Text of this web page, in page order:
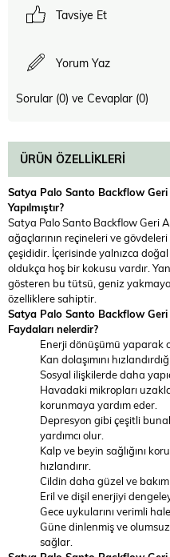
Tavsiye Et
Yorum Yaz
Sorular (0) ve Cevaplar (0)
ÜRÜN ÖZELLIKLERI
Satya Palo Santo Backflow
Yapılmıştır?
Satya Palo Santo Backflow Geri
ağaçlarının reçineleri ve
çeşididir. İçerisinde yalnızca
oldukça hoş bir kokusu vardır.
gösteren bu tütsü, geniz
özelliklere sahiptir.
Satya Palo Santo Backflow
Faydaları nelerdir?
Enerji dönüşümü yaparak
Kan dolaşımını
Sosyal ilişkilerde daha
Havadaki mikropları
korunmaya yardım eder.
Depresyon gibi çeşitli
yardımcı olur.
Kalp ve beyin sağlığını
hızlandırır.
Cildin daha güzel ve
Eril ve dişil enerjiyi
Gece uykularını verimli
Güne dinlenmiş ve
sağlar.